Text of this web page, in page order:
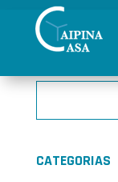
CATEGORIAS